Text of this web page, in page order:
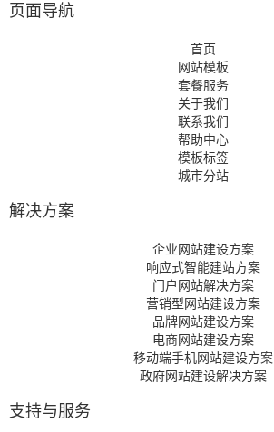
页面导航
首页
网站模板
套餐服务
关于我们
联系我们
帮助中心
模板标签
城市分站
解决方案
企业网站建设方案
响应式智能建站方案
门户网站解决方案
营销型网站建设方案
品牌网站建设方案
电商网站建设方案
移动端手机网站建设方案
政府网站建设解决方案
支持与服务